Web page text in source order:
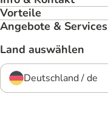
Vorteile
Angebote & Services
Land auswählen
Deutschland / de